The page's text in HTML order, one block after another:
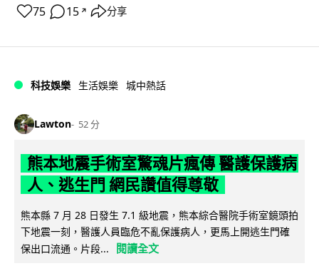
75 15 ↗ 分享
科技娛樂 生活娛樂 城中熱話
Lawton 52 分
熊本地震手術室驚魂片瘋傳 醫護保護病
人、逃生門 網民讚值得尊敬
熊本縣 7 月 28 日發生 7.1 級地震，熊本綜合醫院手術室鏡頭拍
下地震一刻，醫護人員臨危不亂保護病人，更馬上開逃生門確
保出口流通。片段...
閱讀全文